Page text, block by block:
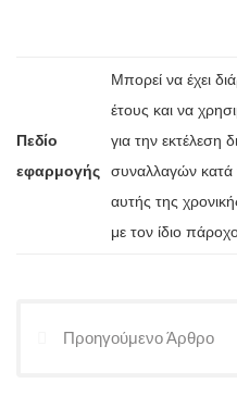
Πεδίο
εφαρμογής
Μπορεί να έχει
έτους και να
για την εκτέλεση
συναλλαγών κατά
αυτής της
με τον ίδιο
Προηγούμενο Άρθρο